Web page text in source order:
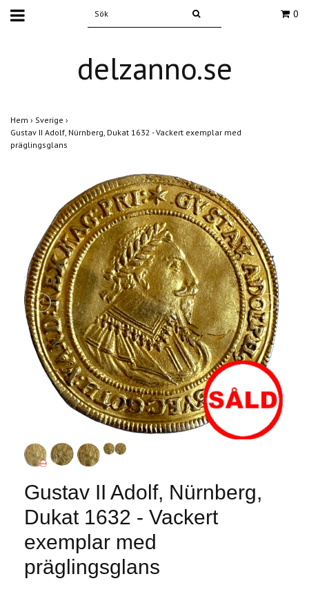
0
delzanno.se
Hem › Sverige ›
Gustav II Adolf, Nürnberg, Dukat 1632 - Vackert exemplar med
präglingsglans
Gustav II Adolf, Nürnberg,
Dukat 1632 - Vackert
exemplar med
präglingsglans